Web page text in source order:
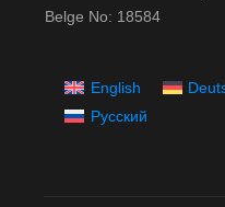
Belge No: 18584
English
Русский